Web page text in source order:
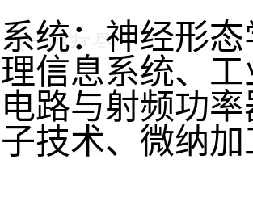
统：神经形
信息系统、
路与射频功
技术、微纳